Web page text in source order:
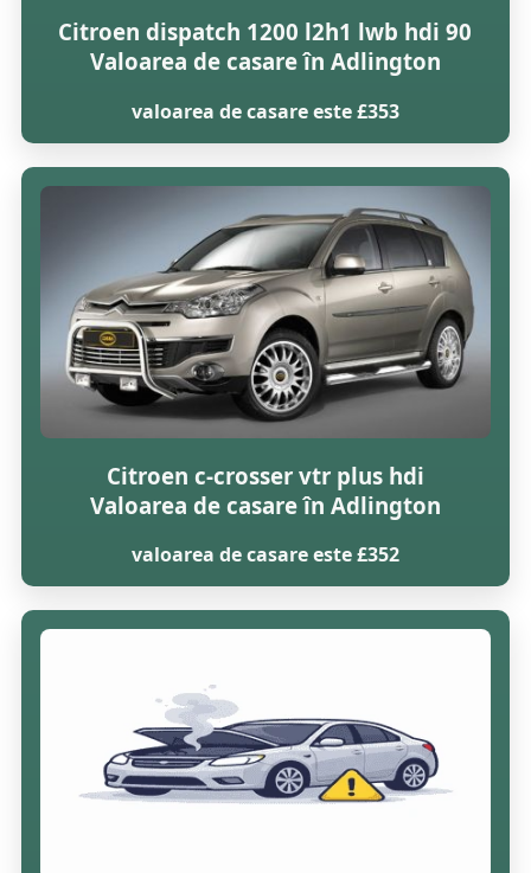
Citroen dispatch 1200 l2h1 lwb hdi 90
Valoarea de casare în Adlington
valoarea de casare este £353
Citroen c-crosser vtr plus hdi
Valoarea de casare în Adlington
valoarea de casare este £352